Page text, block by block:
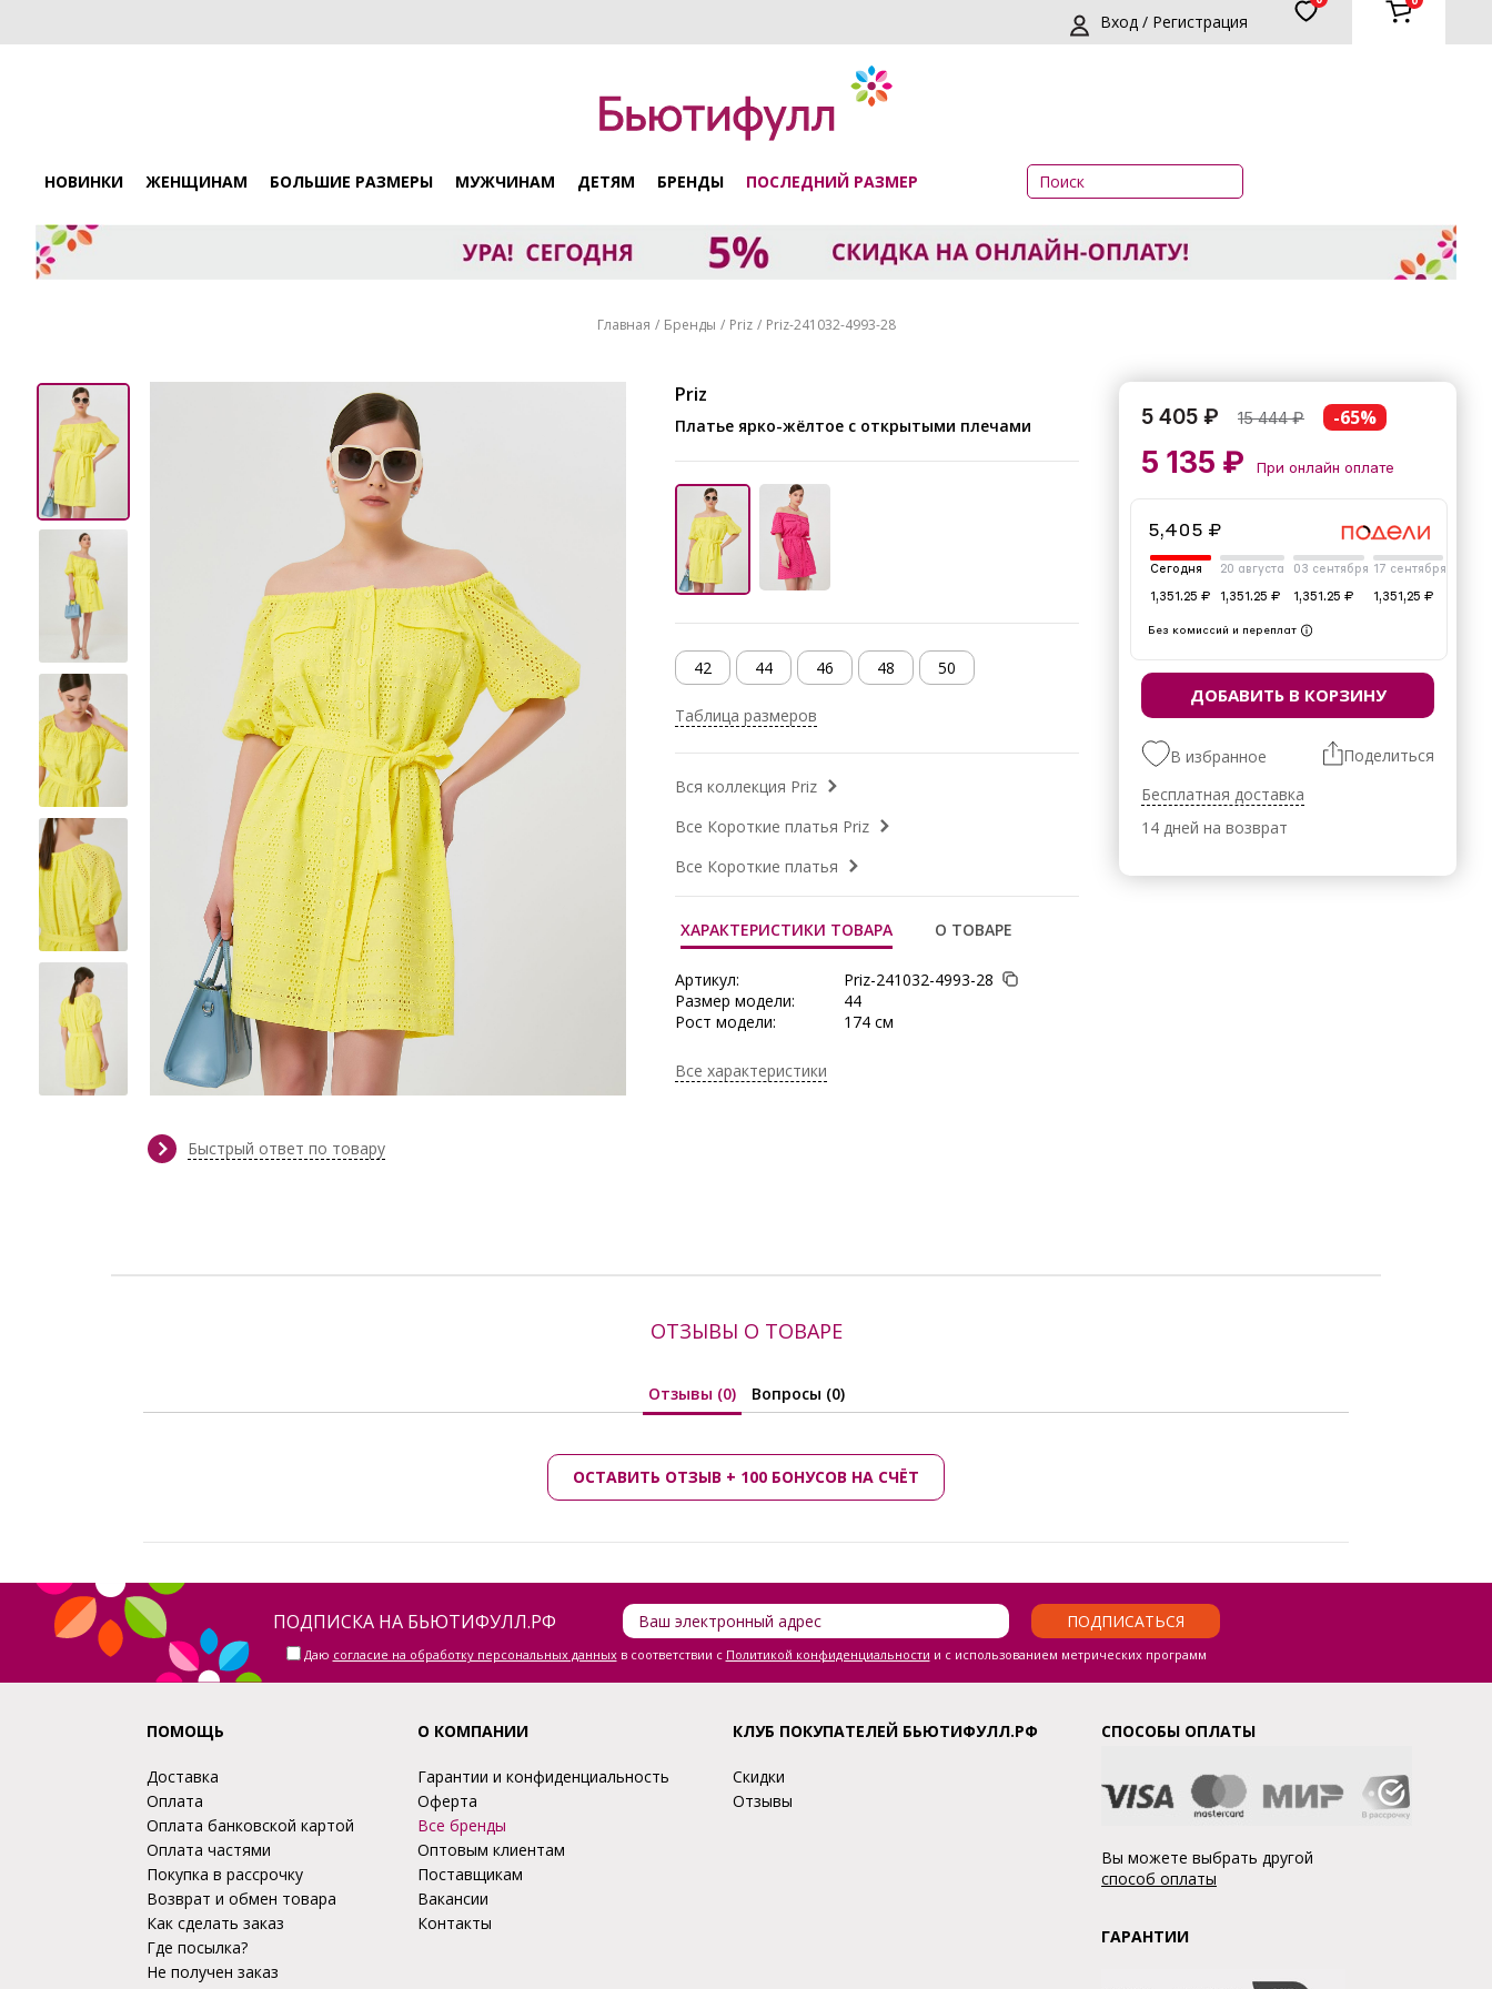
Вход / Регистрация
НОВИНКИ ЖЕНЩИНАМ БОЛЬШИЕ РАЗМЕРЫ МУЖЧИНАМ ДЕТЯМ БРЕНДЫ ПОСЛЕДНИЙ РАЗМЕР
Главная Бренды Priz Priz-241032-4993-28
Быстрый ответ по товару
Priz
Платье ярко-жёлтое с открытыми плечами
42 44 46 48 50
Таблица размеров
Вся коллекция Priz
Все Короткие платья Priz
Все Короткие платья
ХАРАКТЕРИСТИКИ ТОВАРА О ТОВАРЕ
Артикул:
Priz-241032-4993-28
Размер модели:
44
Рост модели:
174 см
Тип ткани:
Длина:
Все характеристики
5 405 ₽ 15 444₽ -65%
5 135 ₽ При онлайн оплате
5,405 ₽
Сегодня
1,351.25 ₽
20 августа
1,351.25 ₽
03 сентября
1,351.25 ₽
17 сентября
1,351,25 ₽
Без комиссий и переплат
ДОБАВИТЬ В КОРЗИНУ
В избранное
Поделиться
Бесплатная доставка
14 дней на возврат
ОТЗЫВЫ О ТОВАРЕ
Отзывы (0) Вопросы (0)
ОСТАВИТЬ ОТЗЫВ + 100 БОНУСОВ НА СЧЁТ
ПОДПИСКА НА БЬЮТИФУЛЛ.РФ ПОДПИСАТЬСЯ
Даю согласие на обработку персональных данныхв соответствии с Политикой конфиденциальности и с использованием метрических программ
ПОМОЩЬ
Доставка
Оплата
Оплата банковской картой
Оплата частями
Покупка в рассрочку
Возврат и обмен товара
Как сделать заказ
Где посылка?
Не получен заказ
О КОМПАНИИ
Гарантии и конфиденциальность
Оферта
Все бренды
Оптовым клиентам
Поставщикам
Вакансии
Контакты
КЛУБ ПОКУПАТЕЛЕЙ БЬЮТИФУЛЛ.РФ
Скидки
Отзывы
СПОСОБЫ ОПЛАТЫ
Вы можете выбрать другой
способ оплаты
ГАРАНТИИ